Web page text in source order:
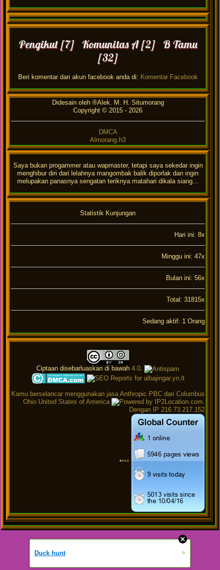
Pengikut [7] Komunitas A [2] B Tamu
[32]
Beri komentar dari akun facebook anda di: Komentar Facebook
Didesain oleh ®Alek. M. H. Situmorang
Copyright © 2015 - 2026
DMCA
Almorang.h3
Saya bukan progammer atau wapmaster, tetapi saya sekedar ingin
menghibur diri dari lelahnya mangombak balik diporlak dan ingin
melupakan panasnya sengatan teriknya matahari dikala siang...
Statistik Kunjungan
Hari ini: 8x
Minggu ini: 47x
Bulan ini: 56x
Total: 31815x
Sedang aktif: 1 Orang
Ciptaan disebarluaskan di bawah 4.0.
Kamu berselancar menggunakan jasa Anthropic PBC dari Columbus
Ohio United States of America
Dengan IP 216.73.217.152
****
Duck hunt »